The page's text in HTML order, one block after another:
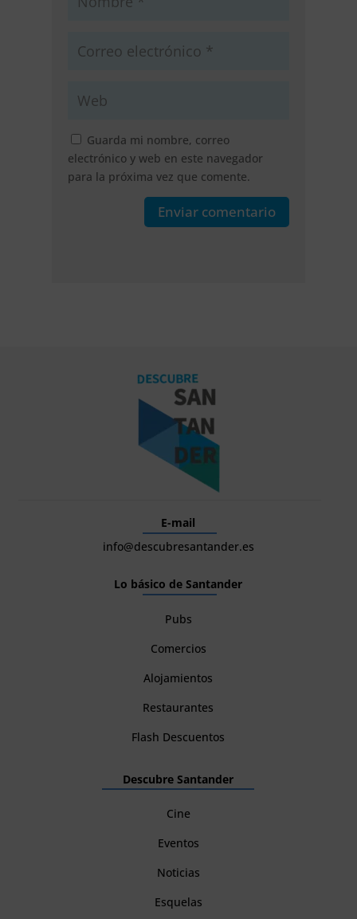
Guarda mi nombre, correo
electrónico y web en este navegador
para la próxima vez que comente.
Enviar comentario
E-mail
info@descubresantander.es
Lo básico de Santander
Pubs
Comercios
Alojamientos
Restaurantes
Flash Descuentos
Descubre Santander
Cine
Eventos
Noticias
Esquelas